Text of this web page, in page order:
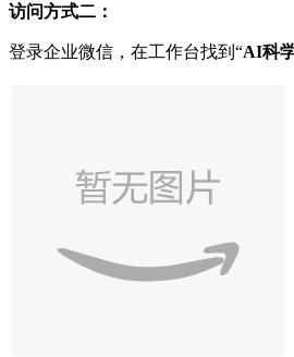
访问方式二：
登录企业微信，在工作台找到“AI科